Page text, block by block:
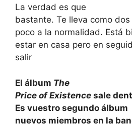
La verdad es que
bastante. Te lleva como
poco a la normalidad. Está
estar en casa pero en
salir
El álbum The
Price of Existence sale
Es vuestro segundo álbum
nuevos miembros en la